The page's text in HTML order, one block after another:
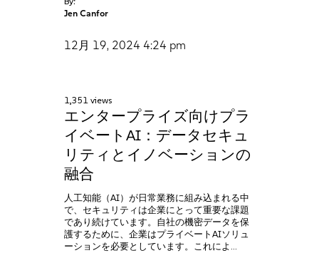
Jen Canfor
12月 19, 2024 4:24 pm
1,351 views
エンタープライズ向けプラ
イベートAI：データセキュ
リティとイノベーションの
融合
人工知能（AI）が日常業務に組み込まれる中
で、セキュリティは企業にとって重要な課題
であり続けています。自社の機密データを保
護するために、企業はプライベートAIソリュ
ーションを必要としています。これによ…